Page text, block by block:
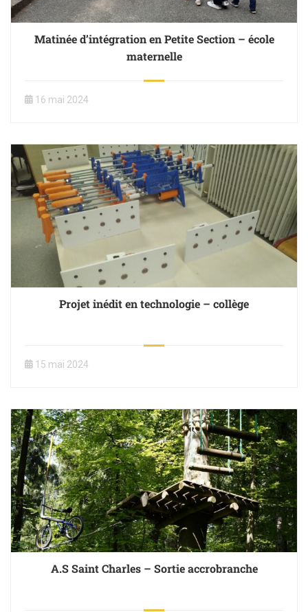
Matinée d’intégration en Petite Section – école
maternelle
16 mai 2024
Projet inédit en technologie – collège
15 mai 2024
A.S Saint Charles – Sortie accrobranche